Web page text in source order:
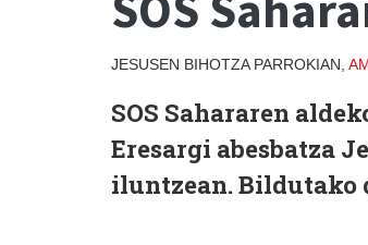
JESUSEN BIHOTZA PARROKIAN,
SOS Sahararen
Eresargi abesbatza
iluntzean. Bildutako